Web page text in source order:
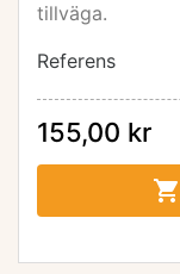
tillväga.
Referens
155,00 kr
